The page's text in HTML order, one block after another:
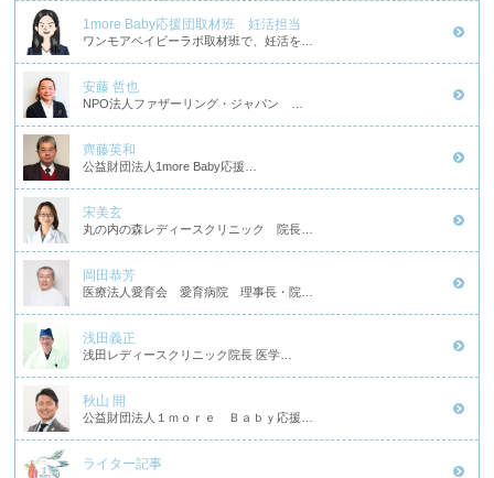
1more Baby応援団取材班 妊活担当
ワンモアベイビーラボ取材班で、妊活を…
安藤 哲也
NPO法人ファザーリング・ジャパン …
齊藤英和
公益財団法人1more Baby応援…
宋美玄
丸の内の森レディースクリニック 院長…
岡田恭芳
医療法人愛育会 愛育病院 理事長・院…
浅田義正
浅田レディースクリニック院長 医学…
秋山 開
公益財団法人１ｍｏｒｅ Ｂａｂｙ応援…
ライター記事